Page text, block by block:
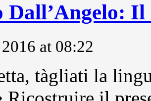
Dall’Angelo:
at 08:22
tàgliati la